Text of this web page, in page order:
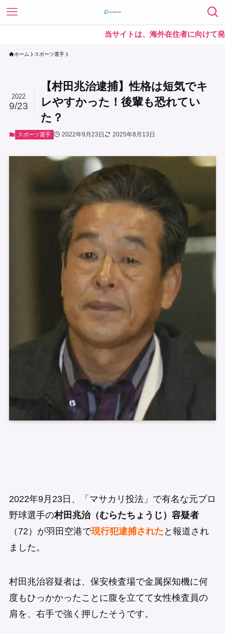
当サイトは、海外在住者に向けて発信してい
ホーム スポーツ選手
【村田兆治逮捕】性格は短気でキ
レやすかった！後輩も恐れてい
た？
2022
9/23
スポーツ選手 2022年9月23日 2025年8月13日
2022年9月23日、「マサカリ投法」で有名な元プロ
野球選手の村田兆治（むらたちょうじ）容疑者
（72）が羽田空港で現行犯逮捕された と報道され
ました。
村田兆治容疑者は、保安検査場で金属探知機に何
度もひっかかったことに腹を立てて女性検査員の
肩を、右手で強く押したそうです。